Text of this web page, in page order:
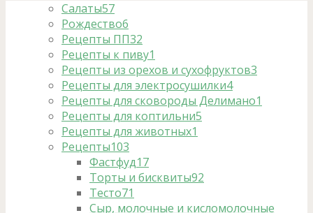
Салаты57
Рождество6
Рецепты ПП32
Рецепты к пиву1
Рецепты из орехов и сухофруктов3
Рецепты для электросушилки4
Рецепты для сковороды Делимано1
Рецепты для коптильни5
Рецепты для животных1
Рецепты103
Фастфуд17
Торты и бисквиты92
Тесто71
Сыр, молочные и кисломолочные